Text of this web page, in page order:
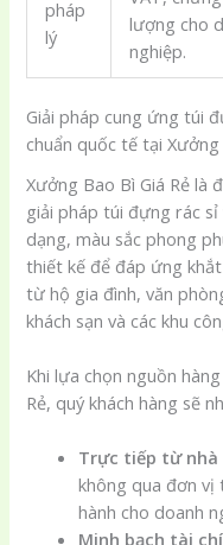
pháp
lý
lượng cho
nghiệp.
Giải pháp cung ứng túi
chuẩn quốc tế tại Xưởng
Xưởng Bao Bì Giá Rẻ là
giải pháp túi đựng rác
dạng, màu sắc phong
thiết kế để đáp ứng
từ hộ gia đình, văn
khách sạn và các khu
Khi lựa chọn nguồn
Rẻ, quý khách hàng sẽ
Trực tiếp từ nhà
không qua đơn vị
hành cho doanh
Minh bạch tài